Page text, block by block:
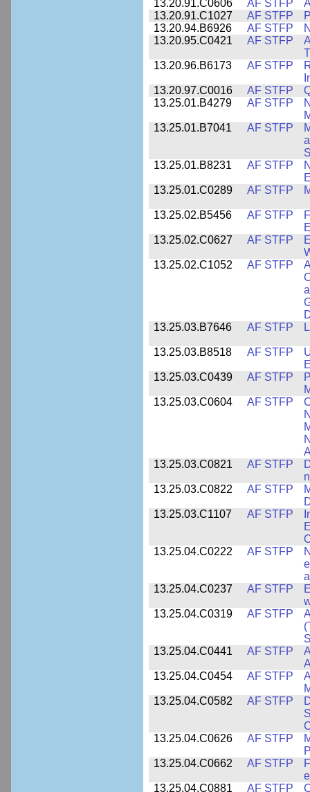
13.20.91.C0606
AF STFP
13.20.91.C1027
AF STFP
13.20.94.B6926
AF STFP
13.20.95.C0421
AF STFP
13.20.96.B6173
AF STFP
13.20.97.C0016
AF STFP
13.25.01.B4279
AF STFP
13.25.01.B7041
AF STFP
13.25.01.B8231
AF STFP
13.25.01.C0289
AF STFP
13.25.02.B5456 AF STFP
13.25.02.C0627
AF STFP
13.25.02.C1052
AF STFP
13.25.03.B7646
AF STFP
13.25.03.B8518 AF STFP
13.25.03.C0439
AF STFP
13.25.03.C0604
AF STFP
13.25.03.C0821
AF STFP
13.25.03.C0822
AF STFP
13.25.03.C1107
AF STFP
13.25.04.C0222
AF STFP
13.25.04.C0237
AF STFP
13.25.04.C0319
AF STFP
13.25.04.C0441
AF STFP
13.25.04.C0454
AF STFP
13.25.04.C0582
AF STFP
13.25.04.C0626
AF STFP
13.25.04.C0662
AF STFP
13.25.04.C0881
AF STFP